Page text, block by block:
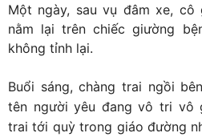
Một ngày, sau vụ đâm xe,
nằm lại trên chiếc giường
không tỉnh lại.
Buổi sáng, chàng trai ngồi
tên người yêu đang vô tri vô
trai tới quỳ trong giáo đường